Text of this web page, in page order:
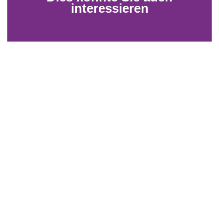
interessieren